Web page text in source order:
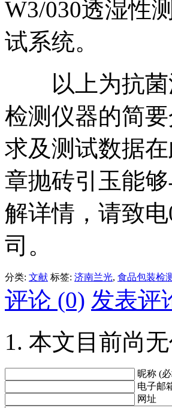
W3/030透湿性
试系统。
以上为抗菌
检测仪器的简
求及测试数据
章抛砖引玉能
解详情，请致
司。
分类: 文献 标签: 济南兰光, 食品包装检
评论 (0) 发表评
本文目前尚
昵称 (
电子邮
网址